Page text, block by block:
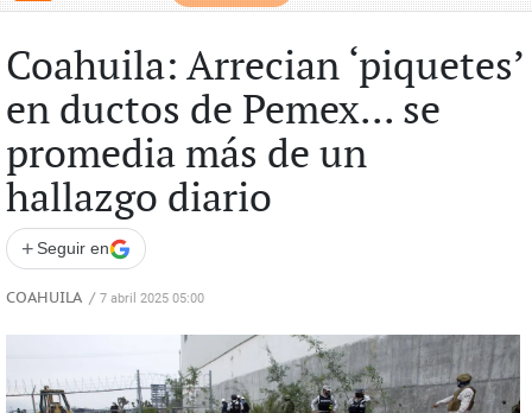
Coahuila: Arrecian ‘piquetes’
en ductos de Pemex... se
promedia más de un
hallazgo diario
+ Seguir en
COAHUILA / 7 abril 2025 05:00